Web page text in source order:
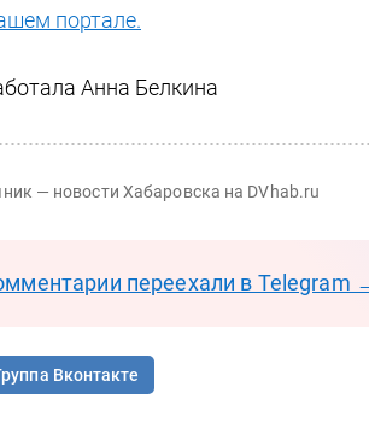
портале.
Анна Белкина
— новости Хабаровска на DVhab.ru
переехали в Telegram
Вконтакте